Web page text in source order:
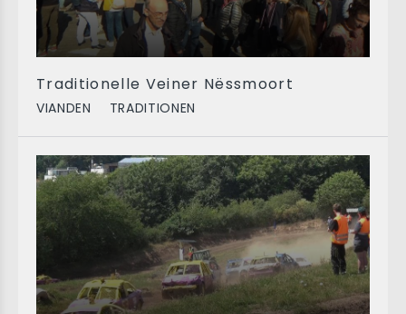
Traditionelle Veiner Nëssmoort
VIANDEN TRADITIONEN